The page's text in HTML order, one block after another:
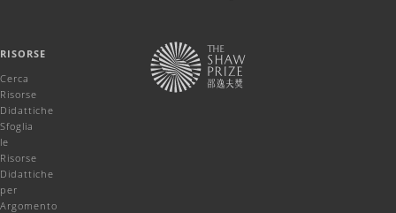
RISORSE
Cerca
Risorse
Didattiche
Sfoglia
le
Risorse
Didattiche
per
Argomento